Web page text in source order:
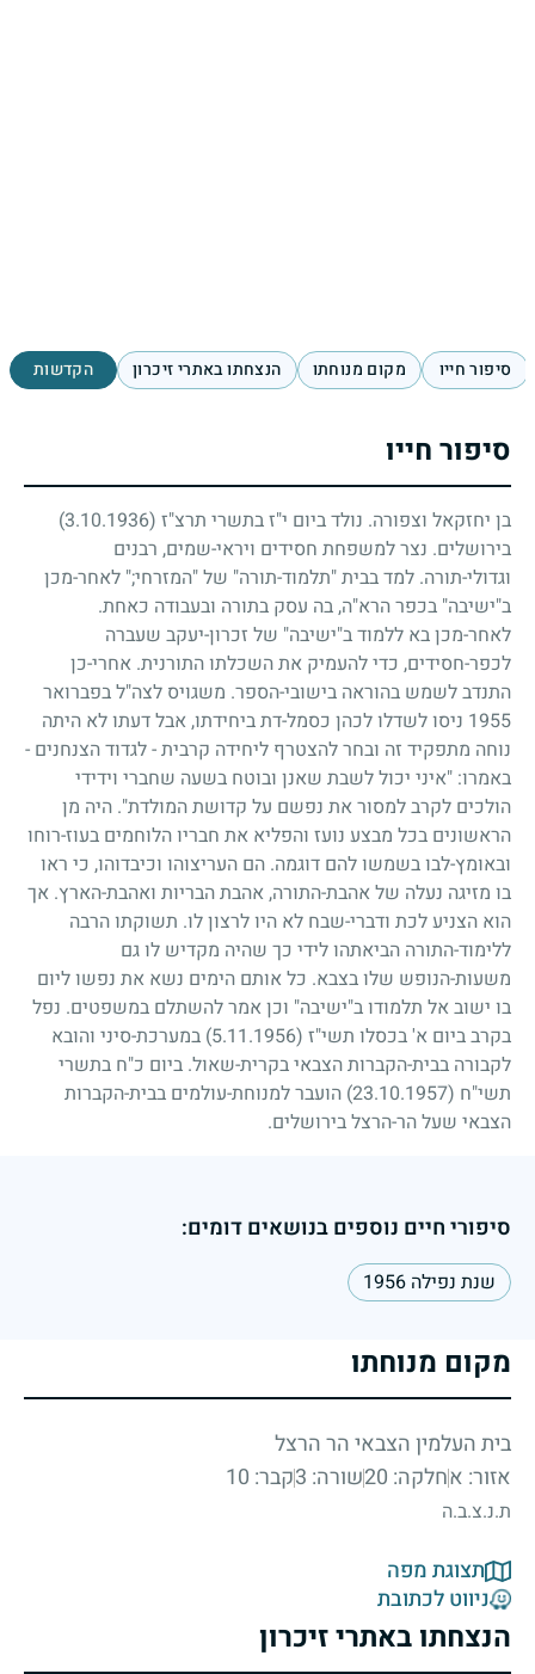
סיפור חייו מקום מנוחתו הנצחתו באתרי זיכרון הקדשות
סיפור חייו
בן יחזקאל וצפורה. נולד ביום י"ז בתשרי תרצ"ז (3.10.1936)
בירושלים. נצר למשפחת חסידים ויראי-שמים, רבנים
וגדולי-תורה. למד בבית "תלמוד-תורה" של "המזרחי;" לאחר-מכן
ב"ישיבה" בכפר הרא"ה, בה עסק בתורה ובעבודה כאחת.
לאחר-מכן בא ללמוד ב"ישיבה" של זכרון-יעקב שעברה
לכפר-חסידים, כדי להעמיק את השכלתו התורנית. אחרי-כן
התנדב לשמש בהוראה בישובי-הספר. משגויס לצה"ל בפברואר
1955 ניסו לשדלו לכהן כסמל-דת ביחידתו, אבל דעתו לא היתה
נוחה מתפקיד זה ובחר להצטרף ליחידה קרבית-לגדוד הצנחנים -
באמרו: "איני יכול לשבת שאנן ובוטח בשעה שחברי וידידי
הולכים לקרב למסור את נפשם על קדושת המולדת". היה מן
הראשונים בכל מבצע נועז והפליא את חבריו הלוחמים בעוז-רוחו
ובאומץ-לבו בשמשו להם דוגמה. הם העריצוהו וכיבדוהו, כי ראו
בו מזיגה נעלה של אהבת-התורה, אהבת הבריות ואהבת-הארץ. אך
הוא הצניע לכת ודברי-שבח לא היו לרצון לו. תשוקתו הרבה
ללימוד-התורה הביאתהו לידי כך שהיה מקדיש לו גם
משעות-הנופש שלו בצבא. כל אותם הימים נשא את נפשו ליום
בו ישוב אל תלמודו ב"ישיבה" וכן אמר להשתלם במשפטים. נפל
בקרב ביום א' בכסלו תשי"ז (5.11.1956)
במערכת-סיני והובא
לקבורה בבית-הקברות הצבאי בקרית-שאול. ביום כ"ח בתשרי
תשי"ח (23.10.1957)
הועבר למנוחת-עולמים בבית-הקברות
הצבאי שעל הר-הרצל בירושלים.
סיפורי חיים נוספים בנושאים דומים:
שנת נפילה 1956
מקום מנוחתו
בית העלמין הצבאי הר הרצל
אזור: אחלקה: 20 שורה: 3 קבר: 10
ת.נ.צ.ב.ה
תצוגת מפה
ניווט לכתובת
הנצחתו באתרי זיכרון